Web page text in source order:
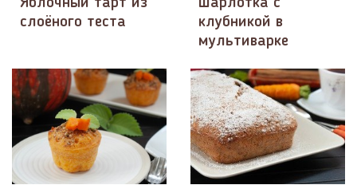
слоёного теста
клубникой в
мультиварке